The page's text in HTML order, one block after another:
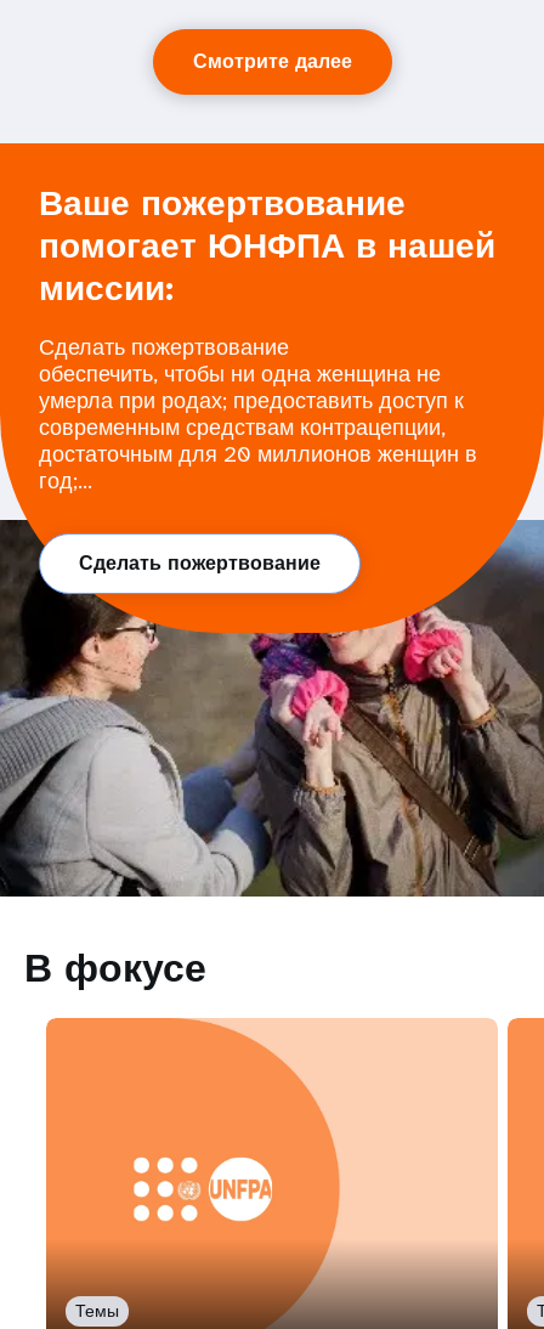
Смотрите далее
Ваше пожертвование
помогает ЮНФПА в нашей
миссии:
Сделать пожертвование
обеспечить, чтобы ни одна женщина не
умерла при родах; предоставить доступ к
современным средствам контрацепции,
достаточным для 20 миллионов женщин в
год;...
Сделать пожертвование
В фокусе
Темы